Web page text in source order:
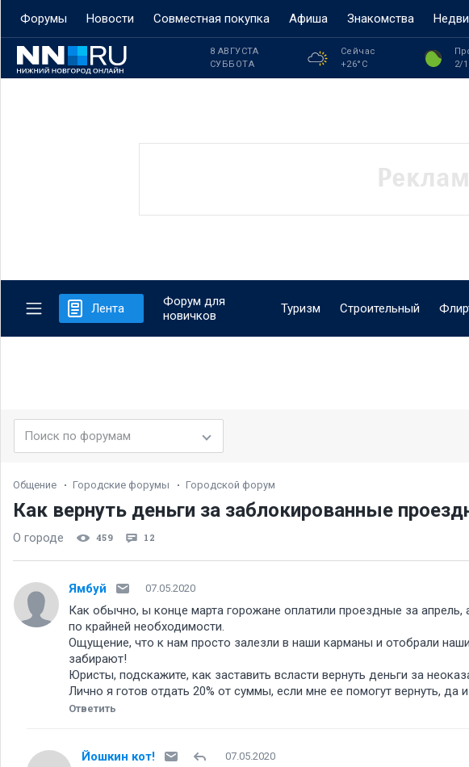
Форумы Новости Совместная покупка Афиша Знакомства
8 АВГУСТА
СУББОТА
Сейчас
+26°C
2/
Лента
Форум для
новичков
Туризм Строительный
Общение Городские форумы Городской форум
Как вернуть деньги за заблокированные
О городе 459 12
Ямбуй 07.05.2020
Как обычно, ы конце марта горожане оплатили проездные за
по крайней необходимости.
Ощущение, что к нам просто залезли в наши карманы и отобрали
забирают!
Юристы, подскажите, как заставить всласти вернуть деньги за
Лично я готов отдать 20% от суммы, если мне ее помогут вернуть, да
Ответить
Йошкин кот! 07.05.2020